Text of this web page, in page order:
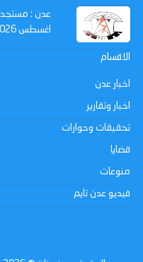
اغسطس 2026م..
الاقسام
اخبار عدن
اخبار وتقارير
تحقيقات وحوارات
قضايا
منوعات
فيديو عدن تايم